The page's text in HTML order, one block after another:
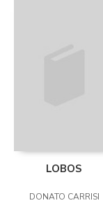
LOBOS
DONATO CARRISI